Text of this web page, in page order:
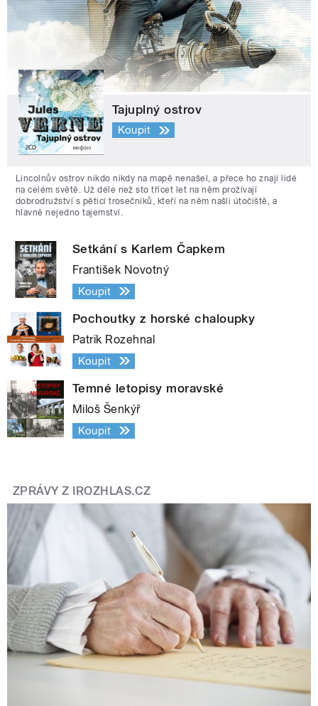
Tajuplný ostrov
Koupit
Lincolnův ostrov nikdo nikdy na mapě nenašel, a přece ho znají lidé
na celém světě. Už déle než sto třicet let na něm prožívají
dobrodružství s pěticí trosečníků, kteří na něm našli útočiště, a
hlavně nejedno tajemství.
Setkání s Karlem Čapkem
František Novotný
Koupit
Pochoutky z horské chaloupky
Patrik Rozehnal
Koupit
Temné letopisy moravské
Miloš Šenkýř
Koupit
ZPRÁVY Z IROZHLAS.CZ